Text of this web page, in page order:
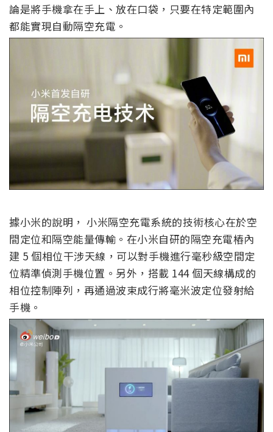
論是將手機拿在手上、放在口袋，只要在特定範圍內
都能實現自動隔空充電。
據小米的說明， 小米隔空充電系統的技術核心在於空
間定位和隔空能量傳輸。在小米自研的隔空充電樁內
建 5 個相位干涉天線，可以對手機進行毫秒級空間定
位精準偵測手機位置。另外，搭載 144 個天線構成的
相位控制陣列，再通過波束成行將毫米波定位發射給
手機。